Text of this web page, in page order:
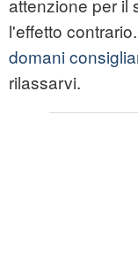
attenzione per il
l'effetto contrario.
domani
rilassarvi.